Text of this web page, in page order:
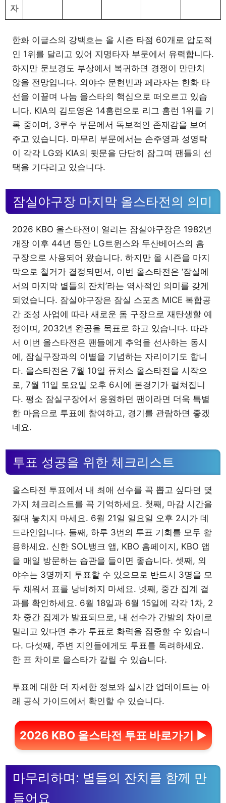
자
한화 이글스의 강백호는 올 시즌 타점 60개로 압도적
인 1위를 달리고 있어 지명타자 부문에서 유력합니다.
하지만 문보경도 부상에서 복귀하면 경쟁이 만만치
않을 전망입니다. 외야수 문현빈과 페라자는 한화 타
선을 이끌며 나눔 올스타의 핵심으로 떠오르고 있습
니다. KIA의 김도영은 14홈런으로 리그 홈런 1위를 기
록 중이며, 3루수 부문에서 독보적인 존재감을 보여
주고 있습니다. 마무리 부문에서는 손주영과 성영탁
이 각각 LG와 KIA의 뒷문을 단단히 잠그며 팬들의 선
택을 기다리고 있습니다.
잠실야구장 마지막 올스타전의 의미
2026 KBO 올스타전이 열리는 잠실야구장은 1982년
개장 이후 44년 동안 LG트윈스와 두산베어스의 홈
구장으로 사용되어 왔습니다. 하지만 올 시즌을 마지
막으로 철거가 결정되면서, 이번 올스타전은 ‘잠실에
서의 마지막 별들의 잔치’라는 역사적인 의미를 갖게
되었습니다. 잠실야구장은 잠실 스포츠 MICE 복합공
간 조성 사업에 따라 새로운 돔 구장으로 재탄생할 예
정이며, 2032년 완공을 목표로 하고 있습니다. 따라
서 이번 올스타전은 팬들에게 추억을 선사하는 동시
에, 잠실구장과의 이별을 기념하는 자리이기도 합니
다. 올스타전은 7월 10일 퓨처스 올스타전을 시작으
로, 7월 11일 토요일 오후 6시에 본경기가 펼쳐집니
다. 평소 잠실구장에서 응원하던 팬이라면 더욱 특별
한 마음으로 투표에 참여하고, 경기를 관람하면 좋겠
네요.
투표 성공을 위한 체크리스트
올스타전 투표에서 내 최애 선수를 꼭 뽑고 싶다면 몇
가지 체크리스트를 꼭 기억하세요. 첫째, 마감 시간을
절대 놓치지 마세요. 6월 21일 일요일 오후 2시가 데
드라인입니다. 둘째, 하루 3번의 투표 기회를 모두 활
용하세요. 신한 SOL뱅크 앱, KBO 홈페이지, KBO 앱
을 매일 방문하는 습관을 들이면 좋습니다. 셋째, 외
야수는 3명까지 투표할 수 있으므로 반드시 3명을 모
두 채워서 표를 낭비하지 마세요. 넷째, 중간 집계 결
과를 확인하세요. 6월 18일과 6월 15일에 각각 1차, 2
차 중간 집계가 발표되므로, 내 선수가 간발의 차이로
밀리고 있다면 추가 투표로 화력을 집중할 수 있습니
다. 다섯째, 주변 지인들에게도 투표를 독려하세요.
한 표 차이로 올스타가 갈릴 수 있습니다.
투표에 대한 더 자세한 정보와 실시간 업데이트는 아
래 공식 가이드에서 확인할 수 있습니다.
2026 KBO 올스타전 투표 바로가기 ▶
마무리하며: 별들의 잔치를 함께 만
들어요